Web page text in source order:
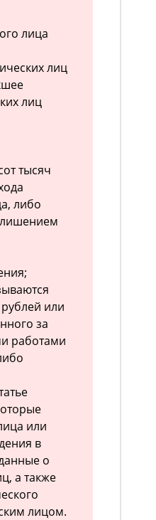
лица
лиц
лиц
тысяч
либо
лишением
или
за
работами
или
в
о
а также
лицом.